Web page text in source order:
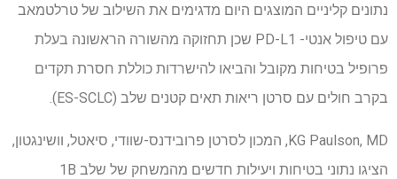
נתונים קליניים המוצגים היום מדגימים את השילוב של טרלטמאב
עם טיפול אנטי- PD-L1 שכן תחזוקה מהשורה הראשונה בעלת
פרופיל בטיחות מקובל והביאו להישרדות כוללת חסרת תקדים
בקרב חולים עם סרטן ריאות תאים קטנים שלב (ES-SCLC).
KG Paulson, MD, המכון לסרטן פרובידנס-שוודי, סיאטל, וושינגטון,
הציגו נתוני בטיחות ויעילות חדשים מהמשחק של שלב 1B